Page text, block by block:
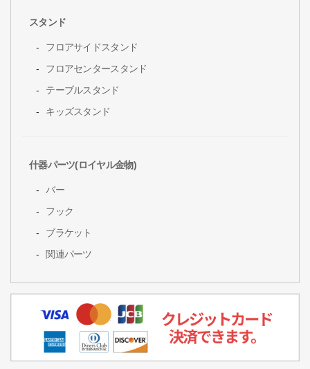
スタンド
フロアサイドスタンド
フロアセンタースタンド
テーブルスタンド
キッズスタンド
什器パーツ(ロイヤル金物)
バー
フック
ブラケット
関連パーツ